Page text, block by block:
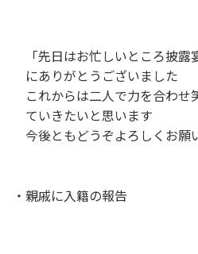
「先日はお忙しいところ披
にありがとうございました
これからは二人で力を合わせ
ていきたいと思います
今後ともどうぞよろしくお願
・親戚に入籍の報告